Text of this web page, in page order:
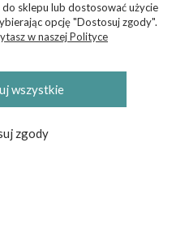
skutecznie i bezstresowo?
bezpieczny i wygodny
dziecięcego
sklepu lub dostosować użycie
opcję "Dostosuj zgody".
w naszej Polityce
wszystkie
zgody